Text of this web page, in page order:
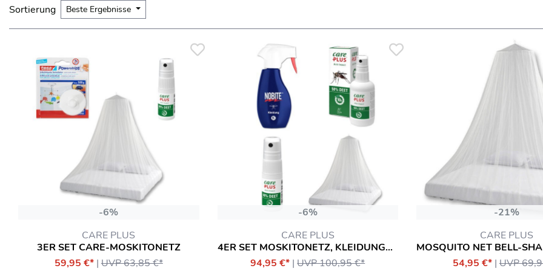
Sortierung Beste Ergebnisse
-6%
CARE PLUS
3ER SET CARE-MOSKITONETZ
59,95 €* |UVP 63,85 €*
-6%
CARE PLUS
4ER SET MOSKITONETZ, KLEIDUNGSSPRAY, DEET SPRAY
94,95 €* |UVP 100,95 €*
-21%
CARE PLUS
54,95 €* |UVP